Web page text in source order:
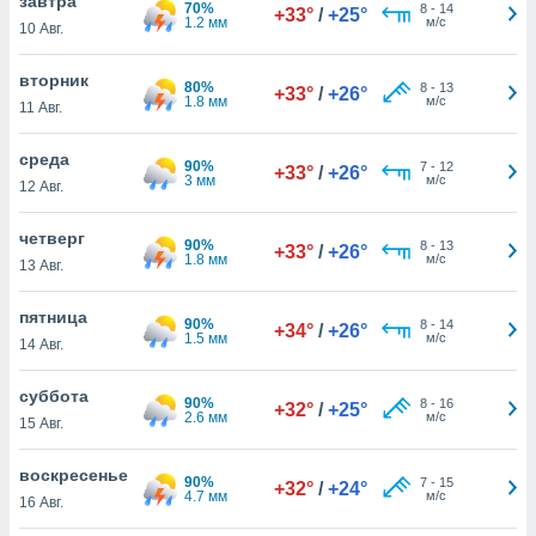
действия
на веб-
основе.
нашей
cookie
в
ВЫ
10 Авг.
70%
1.2 мм
+33° / +25° 8- 14
м/с
вторник
11 Авг.
80%
1.8 мм
+33° / +26° 8- 13
м/с
среда
12 Авг.
90%
3 мм
+33° / +26° 7- 12
м/с
четверг
13 Авг.
90%
1.8 мм
+33° / +26° 8- 13
м/с
пятница
14 Авг.
90%
1.5 мм
+34° / +26° 8- 14
м/с
суббота
15 Авг.
90%
2.6 мм
+32° / +25° 8- 16
м/с
воскресенье
16 Авг.
90%
4.7 мм
+32° / +24° 7- 15
м/с